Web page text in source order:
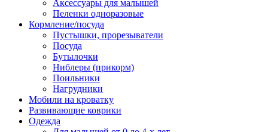
Аксессуары для малышей
Пеленки одноразовые
Кормление/посуда
Пустышки, прорезыватели
Посуда
Бутылочки
Ниблеры (прикорм)
Поильники
Нагрудники
Мобили на кроватку
Развивающие коврики
Одежда